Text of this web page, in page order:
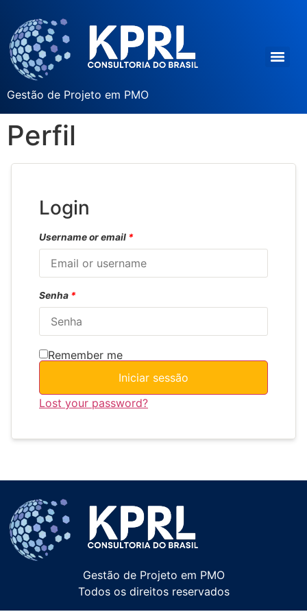
Gestão de Projeto em PMO
Perfil
Login
Username or email *
Senha *
Remember me
Iniciar sessão
Lost your password?
Gestão de Projeto em PMO
Todos os direitos reservados